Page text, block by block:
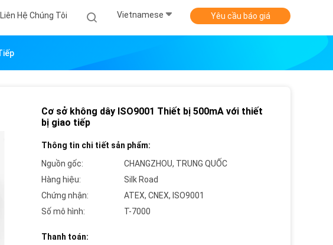
Liên Hệ Chúng Tôi Vietnamese Yêu cầu báo giá
Cơ sở không dây ISO9001 Thiết bị 500mA với thiết
bị giao tiếp
Thông tin chi tiết sản phẩm:
Nguồn gốc:
CHANGZHOU, TRUNG QUỐC
Hàng hiệu:
Silk Road
Chứng nhận:
ATEX, CNEX, ISO9001
Số mô hình:
T-7000
Thanh toán: